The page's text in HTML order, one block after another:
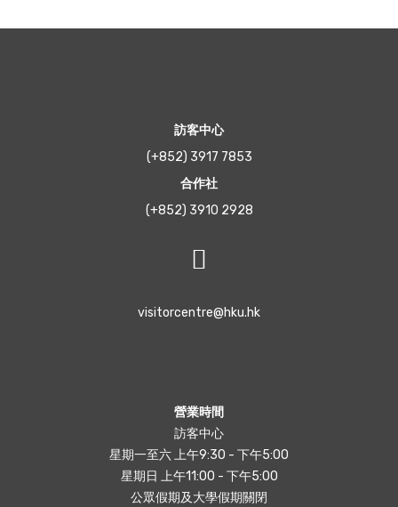
訪客中心
(+852) 3917 7853
合作社
(+852) 3910 2928
visitorcentre@hku.hk
營業時間
訪客中心
星期一至六 上午9:30 - 下午5:00
星期日 上午11:00 - 下午5:00
公眾假期及大學假期關閉